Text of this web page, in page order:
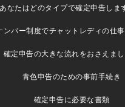
あなたはどのタイプで確定申告しま
ンバー制度でチャットレディの仕
確定申告の大きな流れをおさえまし
青色申告のための事前手続き
確定申告に必要な書類